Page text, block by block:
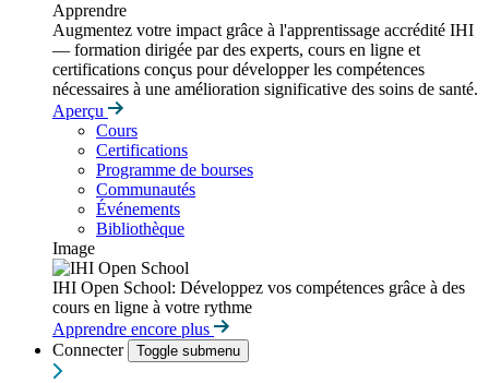
Apprendre
Augmentez votre impact grâce à l'apprentissage accrédité IHI
— formation dirigée par des experts, cours en ligne et
certifications conçus pour développer les compétences
nécessaires à une amélioration significative des soins de santé.
Aperçu
Cours
Certifications
Programme de bourses
Communautés
Événements
Bibliothèque
Image
IHI Open School: Développez vos compétences grâce à des
cours en ligne à votre rythme
Apprendre encore plus
Connecter
Toggle submenu